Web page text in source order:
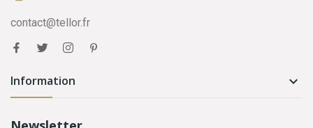
contact@tellor.fr
Information 